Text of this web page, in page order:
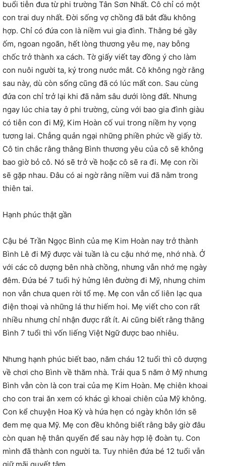
buổi tiễn đưa từ phi trường Tân Sơn Nhất. Cô chỉ có một
con trai duy nhất. Đời sống vợ chồng đã bắt đầu không
hợp. Chỉ có đứa con là niềm vui gia đình. Thằng bé gầy
ốm, ngoan ngoãn, hết lòng thương yêu mẹ, nay bỗng
chốc trở thành xa cách. Tờ giấy viết tay đồng ý cho làm
con nuôi người ta, ký trong nước mắt. Cô không ngờ rằng
sau này, dù còn sống cũng đã có lúc mất con. Sau cùng
đứa con chỉ trở lại khi đã nằm sâu dưới lòng đất. Nhưng
ngay lúc chia tay ở phi trường, cùng với bao gia đình giàu
có tiễn con đi Mỹ, Kim Hoàn cố vui trong niềm hy vọng
tương lai. Chẳng quản ngại những phiền phức về giấy tờ.
Cô tin chắc rằng thằng Bình thương yêu của cô sẽ không
bao giờ bỏ cô. Nó sẽ trở về hoặc cô sẽ ra đi. Mẹ con rồi
sẽ gặp nhau. Đâu có ai ngờ rằng niềm vui đã nằm trong
thiên tai.
Hạnh phúc thật gần
Cậu bé Trần Ngọc Bình của mẹ Kim Hoàn nay trở thành
Bình Lê đi Mỹ được vài tuần là cu cậu nhớ mẹ, nhớ nhà. Ở
với các cô dượng bên nhà chồng, nhưng vẫn nhớ mẹ ngày
đêm. Đứa bé 7 tuổi hý hửng lên đường đi Mỹ, nhưng chim
non vẫn chưa quen rời tổ mẹ. Mẹ con vẫn cố liên lạc qua
điện thoại và những lá thư hiếm hoi. Mẹ viết cho con rất
nhiều nhưng chỉ nhận được rất ít. Ai cũng biết rằng thằng
Bình 7 tuổi thì vốn liếng Việt Ngữ được bao nhiêu.
Nhưng hạnh phúc biết bao, năm cháu 12 tuổi thì cô dượng
về chơi cho Bình về thăm nhà. Trải qua 5 năm ở Mỹ nhưng
Bình vẫn còn là con trai của mẹ Kim Hoàn. Mẹ chiên khoai
cho con trai ăn xem có khác gì khoai chiên của Mỹ không.
Con kể chuyện Hoa Kỳ và hứa hẹn có ngày khôn lớn sẽ
đem mẹ qua Mỹ. Mẹ con đều không biết rằng bây giờ đâu
còn quan hệ thân quyến để sau này hợp lệ đoàn tụ. Con
mình đã thành con người ta. Tuy nhiên đứa bé 12 tuổi vẫn